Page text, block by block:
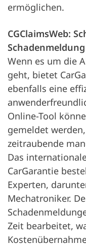
ermöglichen.
CGClaimsWeb:
Schadenmeldung
Wenn es um die
geht, bietet
ebenfalls eine
Online-Tool
gemeldet
zeitraubende
Das
CarGarantie
Experten,
Mechatroniker.
Zeit bearbeitet,